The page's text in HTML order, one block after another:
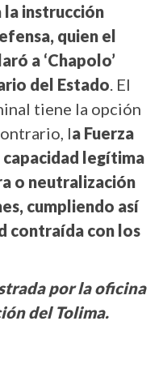
la instrucción
quien el
a ‘Chapolo’
del Estado. El
tiene la opción
la Fuerza
legítima
o neutralización
cumpliendo así
contraída con los
por la oficina
del Tolima.